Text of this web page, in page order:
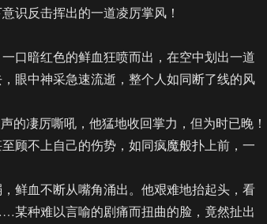
识反击挥出的一道凌厉掌风！
暗红色的鲜血狂喷而出，在空中划出一道
眼中神采急速流逝，整个人如同断了线的风
凄厉嘶吼，他猛地收回掌力，但为时已晚！
顾不上自己的伤势，如同疯魔般扑上前，一
血不断从嘴角涌出。他艰难地抬起头，看
某种难以言喻的剧痛而扭曲的脸，竟然扯出